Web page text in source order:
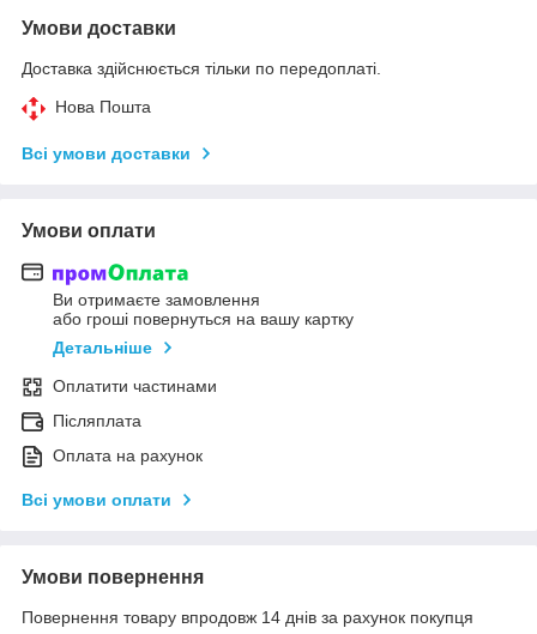
Умови доставки
Доставка здійснюється тільки по передоплаті.
Нова Пошта
Всі умови доставки
Умови оплати
Ви отримаєте замовлення
або гроші повернуться на вашу картку
Детальніше
Оплатити частинами
Післяплата
Оплата на рахунок
Всі умови оплати
Умови повернення
Повернення товару впродовж 14 днів за рахунок покупця